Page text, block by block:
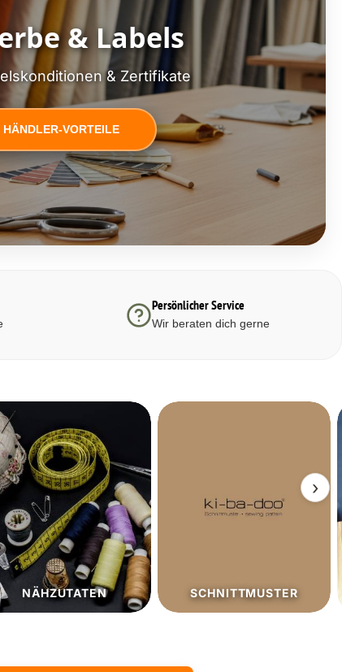
& Labels
& Zertifikate
HÄNDLER-VORTEILE
Persönlicher Service
Wir beraten dich gerne
SCHNITTMUSTER SALE%
›